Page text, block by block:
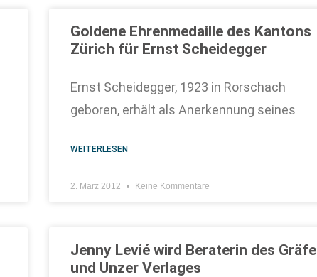
Goldene Ehrenmedaille des Kantons
Zürich für Ernst Scheidegger
Ernst Scheidegger, 1923 in Rorschach
geboren, erhält als Anerkennung seines
WEITERLESEN
2. März 2012 Keine Kommentare
Jenny Levié wird Beraterin des Gräfe
und Unzer Verlages